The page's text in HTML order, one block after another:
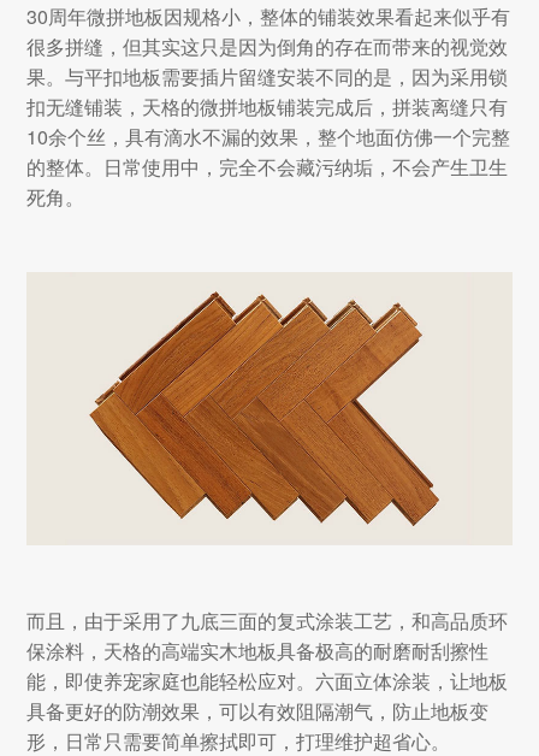
30周年微拼地板因规格小，整体的铺装效果看起来似乎有
很多拼缝，但其实这只是因为倒角的存在而带来的视觉效
果。与平扣地板需要插片留缝安装不同的是，因为采用锁
扣无缝铺装，天格的微拼地板铺装完成后，拼装离缝只有
10余个丝，具有滴水不漏的效果，整个地面仿佛一个完整
的整体。日常使用中，完全不会藏污纳垢，不会产生卫生
死角。
而且，由于采用了九底三面的复式涂装工艺，和高品质环
保涂料，天格的高端实木地板具备极高的耐磨耐刮擦性
能，即使养宠家庭也能轻松应对。六面立体涂装，让地板
具备更好的防潮效果，可以有效阻隔潮气，防止地板变
形，日常只需要简单擦拭即可，打理维护超省心。